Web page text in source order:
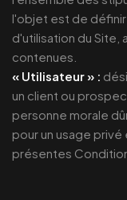
l'objet est de
d'utilisation du Site,
contenues.
« Utilisateur » :
un client ou
personne morale
pour un usage
présentes